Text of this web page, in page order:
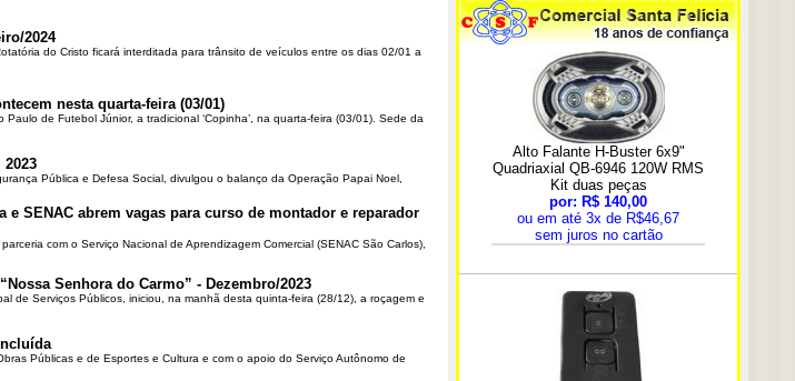
2024
do Cristo ficará interditada para trânsito de veículos entre os dias 02/01 a
nesta quarta-feira (03/01)
de Futebol Júnior, a tradicional ‘Copinha’, na quarta-feira (03/01). Sede da
Pública e Defesa Social, divulgou o balanço da Operação Papai Noel,
SENAC abrem vagas para curso de montador e reparador
com o Serviço Nacional de Aprendizagem Comercial (SENAC São Carlos),
Senhora do Carmo” - Dezembro/2023
de Serviços Públicos, iniciou, na manhã desta quinta-feira (28/12), a roçagem e
Públicas e de Esportes e Cultura e com o apoio do Serviço Autônomo de